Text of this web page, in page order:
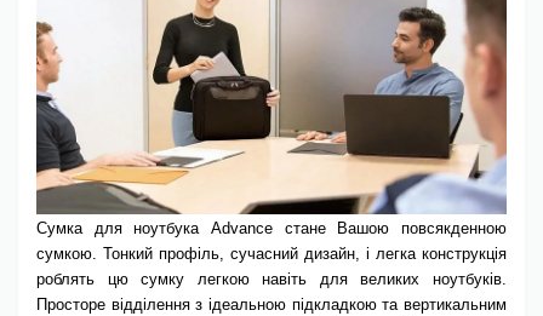
Сумка для ноутбука Advance стане Вашою повсякденною
сумкою. Тонкий профіль, сучасний дизайн, і легка конструкція
роблять цю сумку легкою навіть для великих ноутбуків.
Просторе відділення з ідеальною підкладкою та вертикальним